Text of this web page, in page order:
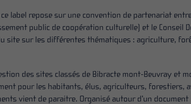
label repose sur une convention de partenariat
public de coopération culturelle) et le Conseil
site sur les différentes thématiques : agriculture,
des sites classés de Bibracte mont-Beuvray et
pour les habitants, élus, agriculteurs, forestiers,
vient de paraitre. Organisé autour d’un